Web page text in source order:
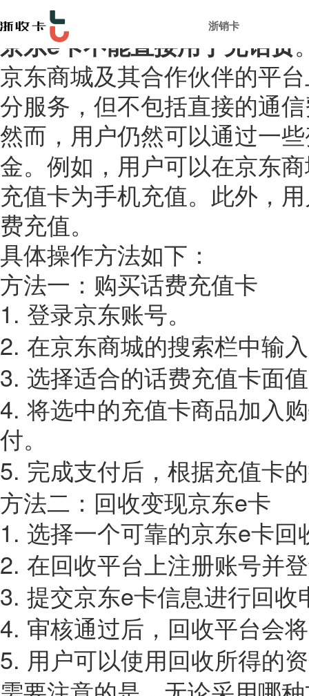
浙销卡
京东e卡不能直接用于充话费
京东商城及其合作伙伴的平
分服务，但不包括直接的通
然而，用户仍然可以通过一
金。例如，用户可以在京东
充值卡为手机充值。此外，
费充值。
具体操作方法如下：
方法一：购买话费充值卡
1. 登录京东账号。
2. 在京东商城的搜索栏中输入
3. 选择适合的话费充值卡面
4. 将选中的充值卡商品加入
付。
5. 完成支付后，根据充值卡
方法二：回收变现京东e卡
1. 选择一个可靠的京东e卡回
2. 在回收平台上注册账号并
3. 提交京东e卡信息进行回收
4. 审核通过后，回收平台会
5. 用户可以使用回收所得的